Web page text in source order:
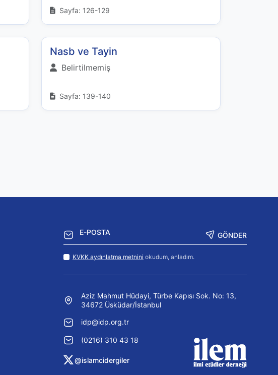
Sayfa: 126-129
Nasb ve Tayin
Belirtilmemiş
Sayfa: 139-140
GÖNDER
KVKK aydınlatma metnini okudum, anladım.
Aziz Mahmut Hüdayi, Türbe Kapısı Sok. No: 13,
34672 Üsküdar/İstanbul
idp@idp.org.tr
(0216) 310 43 18
@islamcidergiler